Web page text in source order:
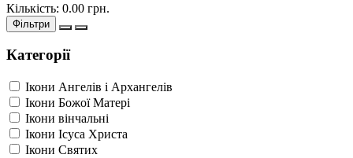
Кількість: 0.00 грн.
Фільтри
Категорії
Ікони Ангелів і Архангелів
Ікони Божої Матері
Ікони вінчальні
Ікони Ісуса Христа
Ікони Святих